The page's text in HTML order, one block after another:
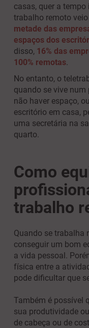
casas, quer a
trabalho remoto
metade das
espaços dos
disso, 16% das
100% remotas
No entanto, o
quando se vive num
não haver espaço,
escritório em casa,
uma secretária na
quarto.
Como
trabalho
Quando se trabalha
conseguir um bom
a vida pessoal.
física entre a
pode dificultar que
Também é possível
sua produtividade
de cabeça ou de